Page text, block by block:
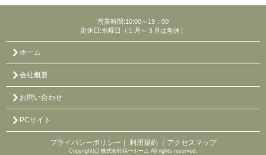
営業時間:10:00～19：00
定休日:水曜日（１月～３月は無休）
ホーム
会社概要
お問い合わせ
PCサイト
プライバシーポリシー ｜ 利用規約 ｜アクセスマップ
Copyright(c) 株式会社福一ホーム All rights reserved.